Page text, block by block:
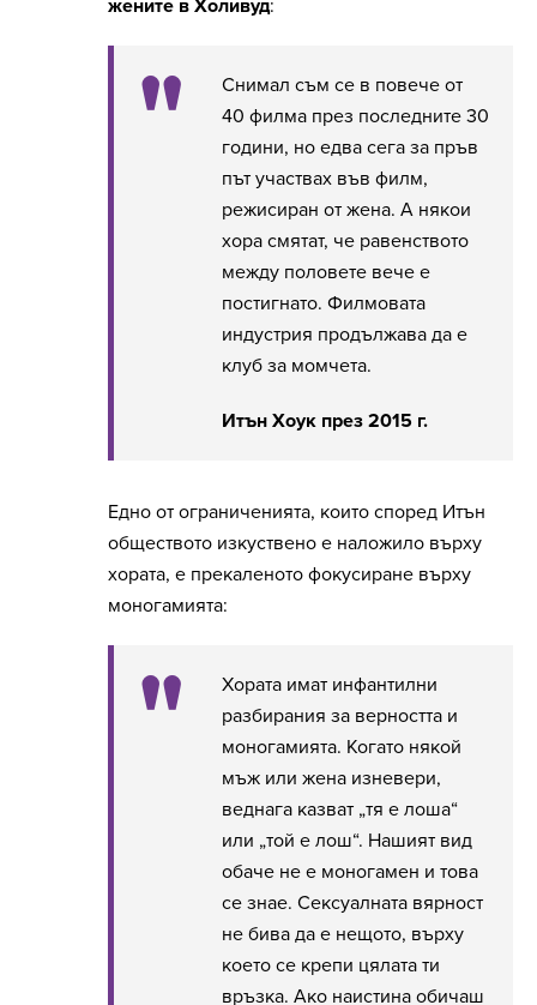
жените в Холивуд:
Снимал съм се в повече от
40 филма през последните 30
години, но едва сега за пръв
път участвах във филм,
режисиран от жена. А някои
хора смятат, че равенството
между половете вече е
постигнато. Филмовата
индустрия продължава да е
клуб за момчета.
Итън Хоук през 2015 г.
Едно от ограниченията, които според Итън
обществото изкуствено е наложило върху
хората, е прекаленото фокусиране върху
моногамията:
Хората имат инфантилни
разбирания за верността и
моногамията. Когато някой
мъж или жена изневери,
веднага казват „тя е лоша“
или „той е лош“. Нашият вид
обаче не е моногамен и това
се знае. Сексуалната вярност
не бива да е нещото, върху
което се крепи цялата ти
връзка. Ако наистина обичаш